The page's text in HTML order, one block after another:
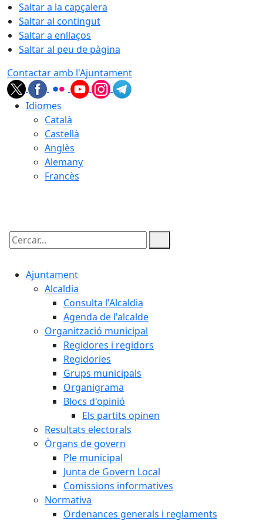
Saltar a la capçalera
Saltar al contingut
Saltar a enllaços
Saltar al peu de pàgina
Contactar amb l'Ajuntament
Idiomes
Català
Castellà
Anglès
Alemany
Francès
Cercar:
Ajuntament
Alcaldia
Consulta l'Alcaldia
Agenda de l'alcalde
Organització municipal
Regidores i regidors
Regidories
Grups municipals
Organigrama
Blocs d'opinió
Els partits opinen
Resultats electorals
Òrgans de govern
Ple municipal
Junta de Govern Local
Comissions informatives
Normativa
Ordenances generals i reglaments